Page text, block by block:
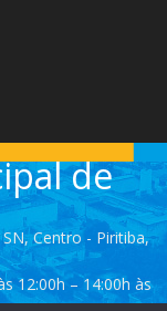
de
Centro - Piritiba,
12:00h – 14:00h às